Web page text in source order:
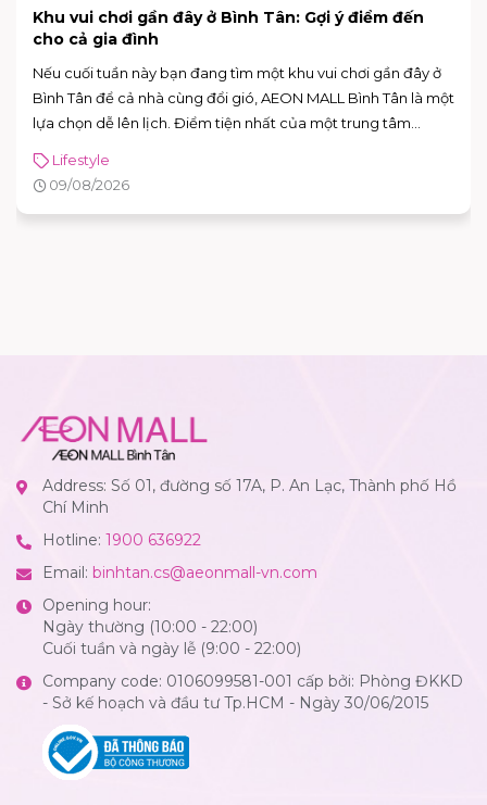
Ăn đêm có mập không? Cách ăn khuya không lo
tăng cân
“Lỡ đói quá nên ăn tí thôi” – câu này chắc ai cũng từng nói ít
nhất một lần. Nhưng rồi lại lo: ăn đêm có mập không? Câu
trả lời thực tế là: có thể mập, nhưng không phải cứ ăn sau 9
Lifestyle
11/06/2026
Address: Số 01, đường số 17A, P. An Lạc, Thành phố Hồ
Chí Minh
Hotline: 1900 636922
Email: binhtan.cs@aeonmall-vn.com
Opening hour:
Ngày thường (10:00 - 22:00)
Cuối tuần và ngày lễ (9:00 - 22:00)
Company code: 0106099581-001 cấp bởi: Phòng ĐKKD
- Sở kế hoạch và đầu tư Tp.HCM - Ngày 30/06/2015